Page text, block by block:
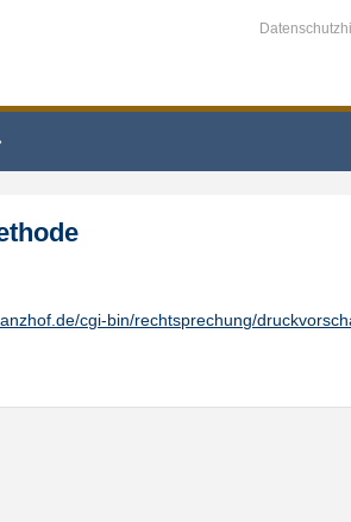
cgi-bin/rechtsprechung/